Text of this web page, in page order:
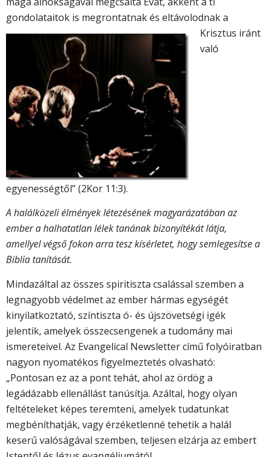
gondolataitok is megrontatnak és eltávolodnak a
Krisztus iránt
való
egyenességtől” (2Kor 11:3).
A halálközeli élmények létezésének magyarázatában az
ember a halhatatlan lélek tanának bizonyítékát látja,
amellyel végső fokon arra tesz kísérletet, hogy semlegesítse a
Biblia tanítását.
Mindazáltal az összes spiritiszta csalással szemben a
legnagyobb védelmet az ember hármas egységét
kinyilatkoztató, színtiszta ó- és újszövetségi igék
jelentik, amelyek összecsengenek a tudomány mai
ismereteivel. Az Evangelical Newsletter című folyóiratban
nagyon nyomatékos figyelmeztetés olvasható:
„Pontosan ez az a pont tehát, ahol az ördög a
legádázabb ellenállást tanúsítja. Azáltal, hogy olyan
feltételeket képes teremteni, amelyek tudatunkat
megbéníthatják, vagy érzéketlenné tehetik a halál
keserű valóságával szemben, teljesen elzárja az embert